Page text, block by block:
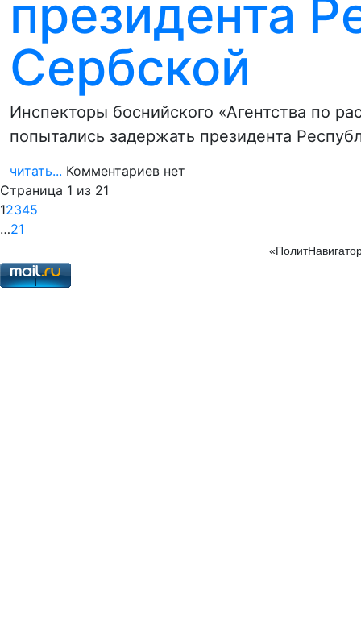
президента
Сербской
Инспекторы боснийского «Агентства по
попытались задержать президента
читать... Комментариев нет
Страница 1 из 21
12345
…21